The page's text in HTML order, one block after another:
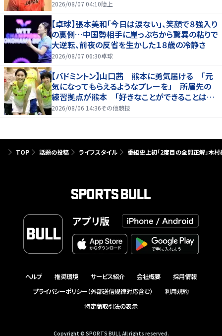
2026/08/07 04:10陸上
【卓球】張本美和「今日は涙ない」、笑顔で８強入り
の裏側…中国勢相手に崖っぷちから驚異の粘りで
大逆転、前夜の反省を生かした１８歳の冷静さ
2026/08/07 06:30卓球
【バドミントン】山口茜 熊本に勇気届ける 「元
気になってもらえるようなプレーを」 所属先の
練習拠点が熊本 「好きなことができることは当
たり前じゃない」
2026/08/06 14:36その他競技
TOP 話題の投稿 ライフスタイル 番組史上初「2度目の全問正解」木村
アプリ版
ヘルプ 推奨環境 サービス紹介 会社概要
採用情報
プライバシーポリシー（外部送信規律対応含む）
利用規約
特定商取引法の表示
Copyright © SPORTS BULL All rights reserved.